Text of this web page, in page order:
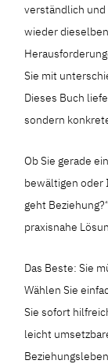
verständlich
wieder
Sie mit
Dieses Buch
sondern
Ob Sie gerade
bewältigen oder
geht
praxisnahe
Das Beste: Sie
Wählen Sie
Sie sofort
leicht